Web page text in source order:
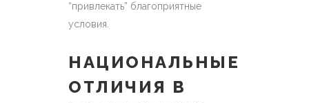
“привлекать” благоприятные
условия.
НАЦИОНАЛЬНЫЕ
ОТЛИЧИЯ В